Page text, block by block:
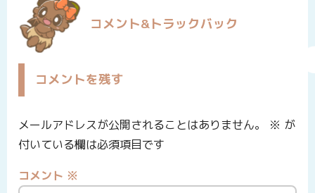
コメント&トラックバック
コメントを残す
メールアドレスが公開されることはありません。 ※ が
付いている欄は必須項目です
コメント ※